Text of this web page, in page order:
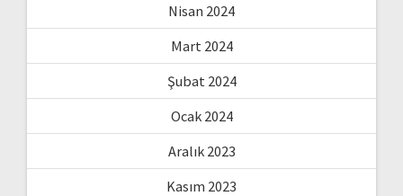
Nisan 2024
Mart 2024
Şubat 2024
Ocak 2024
Aralık 2023
Kasım 2023